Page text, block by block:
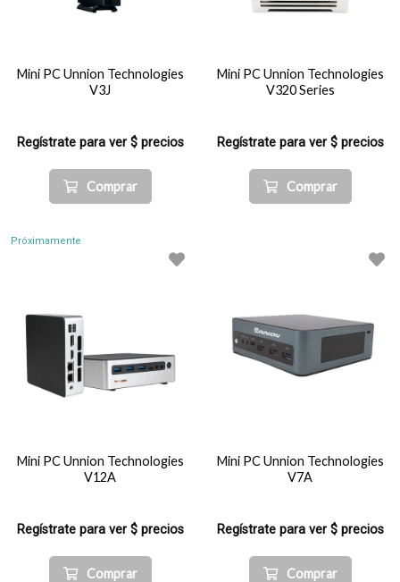
Mini PC Unnion Technologies
V3J
Regístrate para ver $ precios
Comprar
Mini PC Unnion Technologies
V320 Series
Regístrate para ver $ precios
Comprar
Próximamente
Mini PC Unnion Technologies
V12A
Regístrate para ver $ precios
Comprar
Mini PC Unnion Technologies
V7A
Regístrate para ver $ precios
Comprar